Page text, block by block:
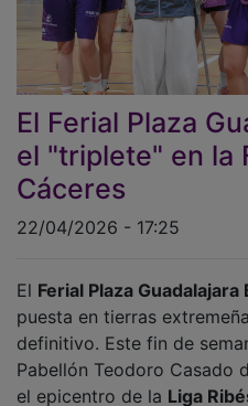
El Ferial Plaza
el "triplete" en la
Cáceres
puesta en tierras
definitivo. Este fin de
Pabellón Teodoro Casado
el epicentro de la Liga